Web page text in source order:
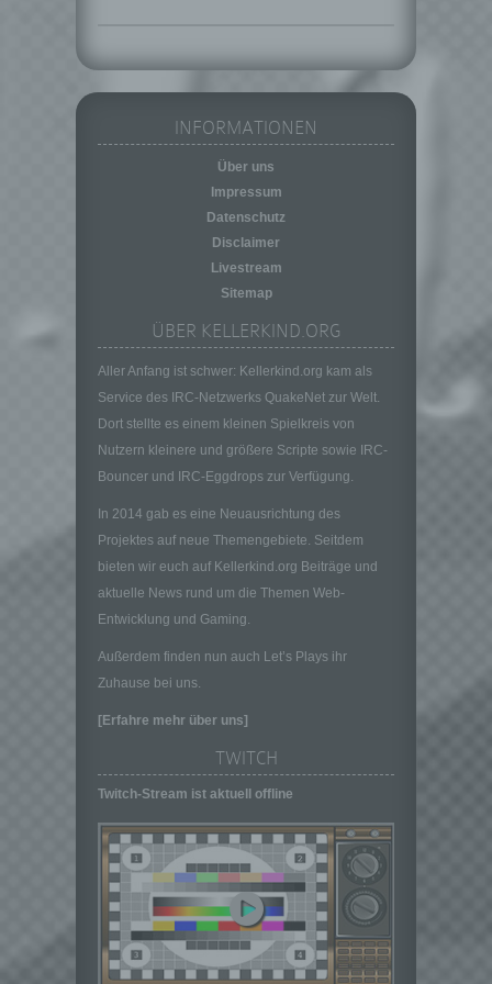
INFORMATIONEN
Über uns
Impressum
Datenschutz
Disclaimer
Livestream
Sitemap
ÜBER KELLERKIND.ORG
Aller Anfang ist schwer: Kellerkind.org kam als
Service des IRC-Netzwerks QuakeNet zur Welt.
Dort stellte es einem kleinen Spielkreis von
Nutzern kleinere und größere Scripte sowie IRC-
Bouncer und IRC-Eggdrops zur Verfügung.
In 2014 gab es eine Neuausrichtung des
Projektes auf neue Themengebiete. Seitdem
bieten wir euch auf Kellerkind.org Beiträge und
aktuelle News rund um die Themen Web-
Entwicklung und Gaming.
Außerdem finden nun auch Let’s Plays ihr
Zuhause bei uns.
[Erfahre mehr über uns]
TWITCH
Twitch-Stream ist aktuell offline
personenbezogener Daten in einer Weise,
Informationen nicht mehr einer spezifischen
betroffenen Person zugeordnet werden
können, sofern diese zusätzlichen
Informationen gesondert aufbewahrt werden
und technischen und organisatorischen
Maßnahmen unterliegen, die gewährleisten,
einer identifizierten oder identifizierbaren
natürlichen Person zugewiesen werden.
g) Verantwortlicher oder für die Verarbeitung
Verantwortlicher
Verantwortlicher oder für die Verarbeitung
Verantwortlicher ist die natürliche oder
juristische Person, Behörde, Einrichtung
oder andere Stelle, die allein oder
und Mittel der Verarbeitung von
personenbezogenen Daten entscheidet.
Sind die Zwecke und Mittel dieser
das Recht der Mitgliedstaaten vorgegeben,
so kann der Verantwortliche
beziehungsweise können die bestimmten
Unionsrecht oder dem Recht der
Mitgliedstaaten vorgesehen werden.
h) Auftragsverarbeiter
Auftragsverarbeiter ist eine natürliche oder
juristische Person, Behörde, Einrichtung
oder andere Stelle, die personenbezogene
verarbeitet.
i) Empfänger
Empfänger ist eine natürliche oder juristische
Person, Behörde, Einrichtung oder andere
Stelle, der personenbezogene Daten
offengelegt werden, unabhängig davon, ob